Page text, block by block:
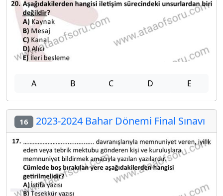
A B C D E
16 2023-2024 Bahar Dönemi Final Sınavı